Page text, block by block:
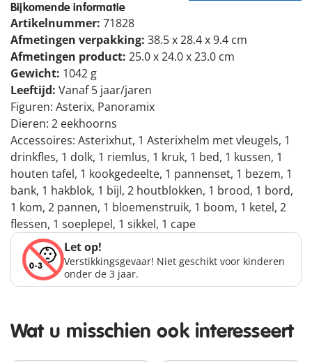
Bijkomende informatie
Artikelnummer: 71828
Afmetingen verpakking: 38.5 x 28.4 x 9.4 cm
Afmetingen product: 25.0 x 24.0 x 23.0 cm
Gewicht: 1042 g
Leeftijd: Vanaf 5 jaar/jaren
Figuren: Asterix, Panoramix
Dieren: 2 eekhoorns
Accessoires: Asterixhut, 1 Asterixhelm met vleugels, 1
drinkfles, 1 dolk, 1 riemlus, 1 kruk, 1 bed, 1 kussen, 1
houten tafel, 1 kookgedeelte, 1 pannenset, 1 bezem, 1
bank, 1 hakblok, 1 bijl, 2 houtblokken, 1 brood, 1 bord,
1 kom, 2 pannen, 1 bloemenstruik, 1 boom, 1 ketel, 2
flessen, 1 soeplepel, 1 sikkel, 1 cape
Let op!
Verstikkingsgevaar! Niet geschikt voor kinderen
onder de 3 jaar.
Wat u misschien ook interesseert